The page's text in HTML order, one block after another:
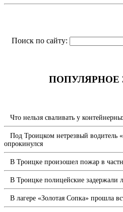
Поиск по сайту:
ПОПУЛЯРНОЕ
Что нельзя сваливать у
Под Троицком нетрезвый водитель
опрокинулся
В Троицке произошел пожар в
В Троицке полицейские задержали
В лагере «Золотая Сопка» прошла